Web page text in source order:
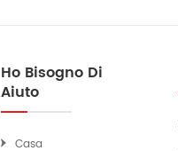
Ho Bisogno Di
Aiuto
Casa